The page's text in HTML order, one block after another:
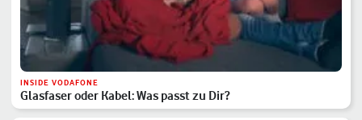
INSIDE VODAFONE
Glasfaser oder Kabel: Was passt zu Dir?